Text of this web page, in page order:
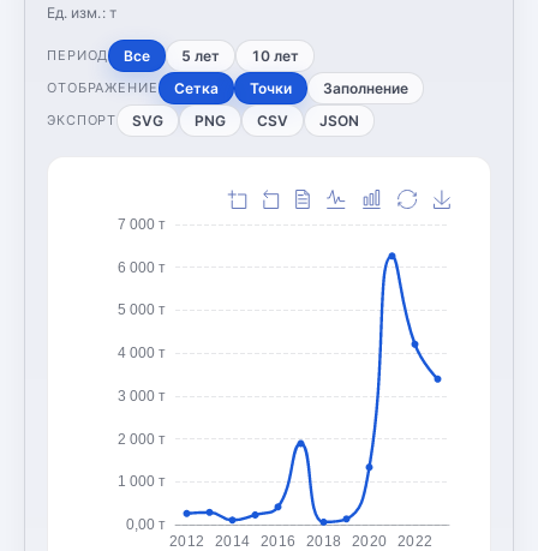
Ед. изм.: т
ПЕРИОД Все 5 лет 10 лет
ОТОБРАЖЕНИЕ Сетка Точки Заполнение
ЭКСПОРТ SVG PNG CSV JSON
0,00 т
1 000 т
2 000 т
3 000 т
4 000 т
5 000 т
6 000 т
7 000 т
2012 2014 2016 2018 2020 2022